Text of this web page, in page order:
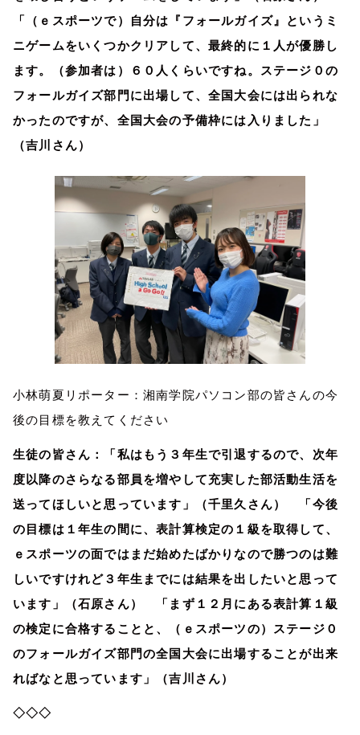
「（ｅスポーツで）自分は『フォールガイズ』というミ
ニゲームをいくつかクリアして、最終的に１人が優勝し
ます。（参加者は）６０人くらいですね。ステージ０の
フォールガイズ部門に出場して、全国大会には出られな
かったのですが、全国大会の予備枠には入りました」
（吉川さん）
小林萌夏リポーター：湘南学院パソコン部の皆さんの今
後の目標を教えてください
生徒の皆さん：「私はもう３年生で引退するので、次年
度以降のさらなる部員を増やして充実した部活動生活を
送ってほしいと思っています」（千里久さん） 「今後
の目標は１年生の間に、表計算検定の１級を取得して、
ｅスポーツの面ではまだ始めたばかりなので勝つのは難
しいですけれど３年生までには結果を出したいと思って
います」（石原さん） 「まず１２月にある表計算１級
の検定に合格することと、（ｅスポーツの）ステージ０
のフォールガイズ部門の全国大会に出場することが出来
ればなと思っています」（吉川さん）
◇◇◇